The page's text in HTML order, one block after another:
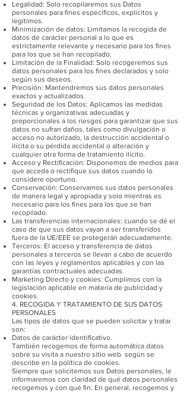
Legalidad: Solo recopilaremos sus Datos
personales para fines específicos, explícitos y
legítimos.
Minimización de datos: Limitamos la recogida de
datos de carácter personal a lo que es
estrictamente relevante y necesario para los fines
para los que se han recopilado.
Limitación de la Finalidad: Solo recogeremos sus
datos personales para los fines declarados y solo
según sus deseos.
Precisión: Mantendremos sus datos personales
exactos y actualizados.
Seguridad de los Datos: Aplicamos las medidas
técnicas y organizativas adecuadas y
proporcionales a los riesgos para garantizar que sus
datos no sufran daños, tales como divulgación o
acceso no autorizado, la destrucción accidental o
ilícita o su pérdida accidental o alteración y
cualquier otra forma de tratamiento ilícito.
Acceso y Rectificación: Disponemos de medios para
que acceda o rectifique sus datos cuando lo
considere oportuno.
Conservación: Conservamos sus datos personales
de manera legal y apropiada y solo mientras es
necesario para los fines para los que se han
recopilado.
Las transferencias internacionales: cuando se dé el
caso de que sus datos vayan a ser transferidos
fuera de la UE/EEE se protegerán adecuadamente.
Terceros: El acceso y transferencia de datos
personales a terceros se llevan a cabo de acuerdo
con las leyes y reglamentos aplicables y con las
garantías contractuales adecuadas.
Marketing Directo y cookies: Cumplimos con la
legislación aplicable en materia de publicidad y
cookies.
4. RECOGIDA Y TRATAMIENTO DE SUS DATOS
PERSONALES
Las tipos de datos que se pueden solicitar y tratar
son:
Datos de carácter identificativo.
También recogemos de forma automática datos
sobre su visita a nuestro sitio web según se
describe en la política de cookies.
Siempre que solicitemos sus Datos personales, le
informaremos con claridad de qué datos personales
recogemos y con qué fin. En general, recogemos y